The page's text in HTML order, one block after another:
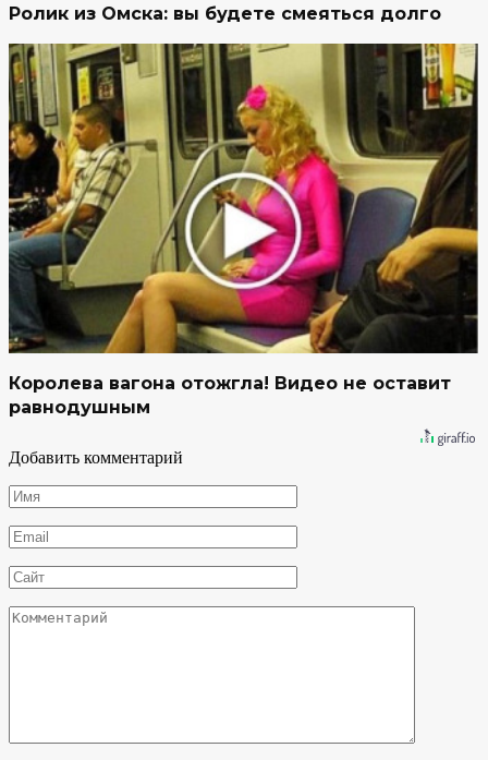
Ролик из Омска: вы будете смеяться долго
Королева вагона отожгла! Видео не оставит
равнодушным
Добавить комментарий
Имя
*
Email
*
Сайт
Комментарий